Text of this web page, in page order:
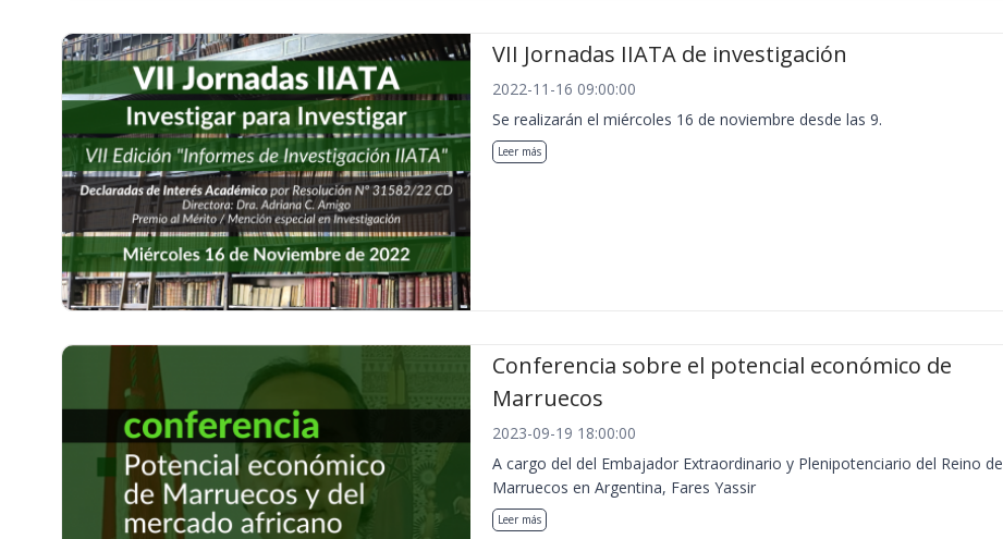
VII Jornadas IIATA de investigación
2022-11-16 09:00:00
Se realizarán el miércoles 16 de noviembre desde las 9.
Leer más
Conferencia sobre el potencial económico de
Marruecos
2023-09-19 18:00:00
A cargo del del Embajador Extraordinario y Plenipotenciario del Reino de
Marruecos en Argentina, Fares Yassir
Leer más